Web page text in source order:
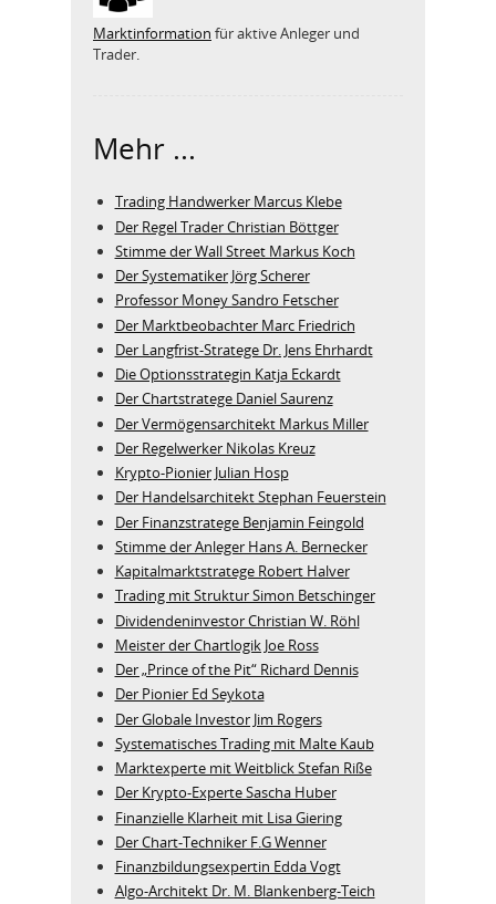
Marktinformation für aktive Anleger und
Trader.
Mehr ...
Trading Handwerker Marcus Klebe
Der Regel Trader Christian Böttger
Stimme der Wall Street Markus Koch
Der Systematiker Jörg Scherer
Professor Money Sandro Fetscher
Der Marktbeobachter Marc Friedrich
Der Langfrist-Stratege Dr. Jens Ehrhardt
Die Optionsstrategin Katja Eckardt
Der Chartstratege Daniel Saurenz
Der Vermögensarchitekt Markus Miller
Der Regelwerker Nikolas Kreuz
Krypto-Pionier Julian Hosp
Der Handelsarchitekt Stephan Feuerstein
Der Finanzstratege Benjamin Feingold
Stimme der Anleger Hans A. Bernecker
Kapitalmarktstratege Robert Halver
Trading mit Struktur Simon Betschinger
Dividendeninvestor Christian W. Röhl
Meister der Chartlogik Joe Ross
Der „Prince of the Pit“ Richard Dennis
Der Pionier Ed Seykota
Der Globale Investor Jim Rogers
Systematisches Trading mit Malte Kaub
Marktexperte mit Weitblick Stefan Riße
Der Krypto-Experte Sascha Huber
Finanzielle Klarheit mit Lisa Giering
Der Chart-Techniker F.G Wenner
Finanzbildungsexpertin Edda Vogt
Algo‑Architekt Dr. M. Blankenberg‑Teich